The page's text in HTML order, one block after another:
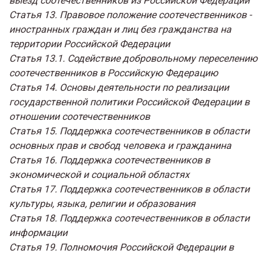
Статья 13. Правовое положение соотечественников -
иностранных граждан и лиц без гражданства на
территории Российской Федерации
Статья 13.1. Содействие добровольному переселению
соотечественников в Российскую Федерацию
Статья 14. Основы деятельности по реализации
государственной политики Российской Федерации в
отношении соотечественников
Статья 15. Поддержка соотечественников в области
основных прав и свобод человека и гражданина
Статья 16. Поддержка соотечественников в
экономической и социальной областях
Статья 17. Поддержка соотечественников в области
культуры, языка, религии и образования
Статья 18. Поддержка соотечественников в области
информации
Статья 19. Полномочия Российской Федерации в